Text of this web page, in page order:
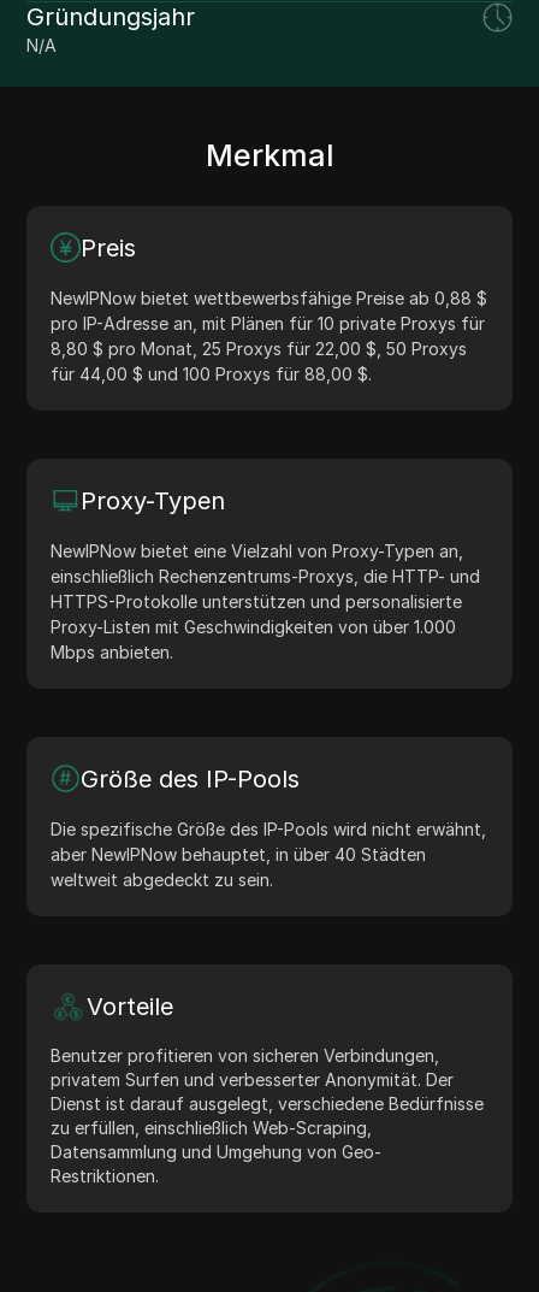
Gründungsjahr
N/A
Merkmal
Preis
NewIPNow bietet wettbewerbsfähige Preise ab 0,88 $
pro IP-Adresse an, mit Plänen für 10 private Proxys für
8,80 $ pro Monat, 25 Proxys für 22,00 $, 50 Proxys
für 44,00 $ und 100 Proxys für 88,00 $.
Proxy-Typen
NewIPNow bietet eine Vielzahl von Proxy-Typen an,
einschließlich Rechenzentrums-Proxys, die HTTP- und
HTTPS-Protokolle unterstützen und personalisierte
Proxy-Listen mit Geschwindigkeiten von über 1.000
Mbps anbieten.
Größe des IP-Pools
Die spezifische Größe des IP-Pools wird nicht erwähnt,
aber NewIPNow behauptet, in über 40 Städten
weltweit abgedeckt zu sein.
Vorteile
Benutzer profitieren von sicheren Verbindungen,
privatem Surfen und verbesserter Anonymität. Der
Dienst ist darauf ausgelegt, verschiedene Bedürfnisse
zu erfüllen, einschließlich Web-Scraping,
Datensammlung und Umgehung von Geo-
Restriktionen.